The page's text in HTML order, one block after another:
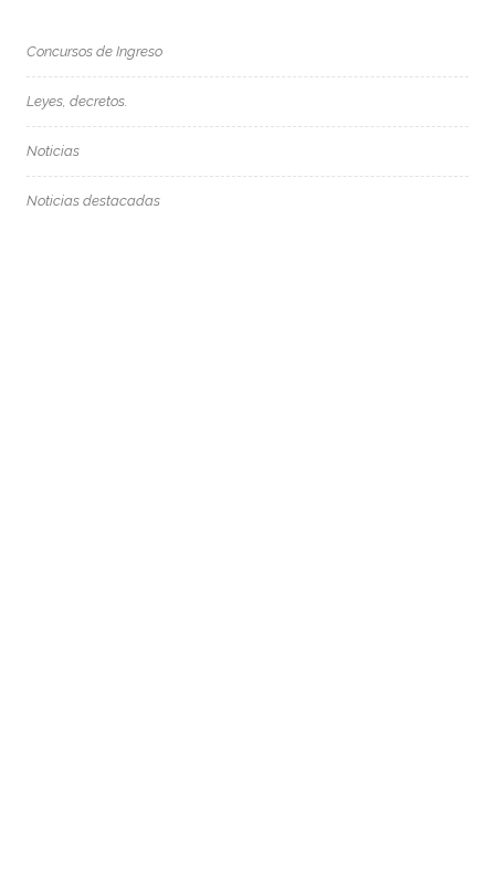
Concursos de Ingreso
Leyes, decretos.
Noticias
Noticias destacadas